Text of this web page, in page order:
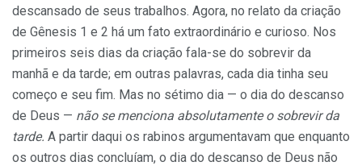
descansado de seus trabalhos. Agora, no relato da criação
de Gênesis 1 e 2 há um fato extraordinário e curioso. Nos
primeiros seis dias da criação fala-se do sobrevir da
manhã e da tarde; em outras palavras, cada dia tinha seu
começo e seu fim. Mas no sétimo dia — o dia do descanso
de Deus — não se menciona absolutamente o sobrevir da
tarde. A partir daqui os rabinos argumentavam que enquanto
os outros dias concluíam, o dia do descanso de Deus não